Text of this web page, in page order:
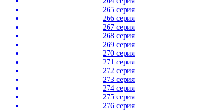
265 серия
266 серия
267 серия
268 серия
269 серия
270 серия
271 серия
272 серия
273 серия
274 серия
275 серия
276 серия